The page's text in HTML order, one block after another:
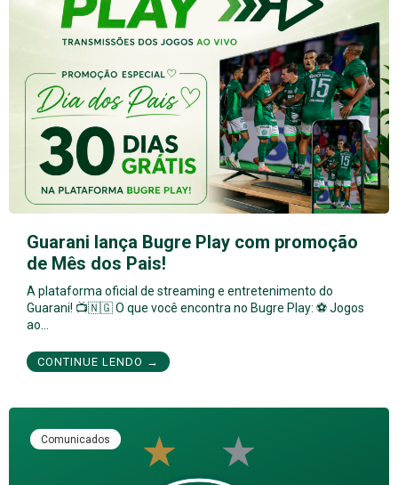
Guarani lança Bugre Play com promoção
de Mês dos Pais!
A plataforma oficial de streaming e entretenimento do
Guarani! 📺🇳🇬 O que você encontra no Bugre Play: ⚽ Jogos
ao…
CONTINUE LENDO →
Comunicados